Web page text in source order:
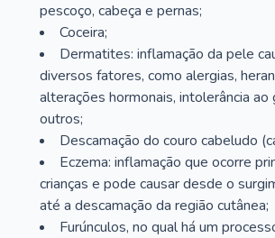
pescoço, cabeça e pernas;
Coceira;
Dermatites: inflamação da pele
diversos fatores, como alergias,
alterações hormonais, intolerância ao
outros;
Descamação do couro cabeludo
Eczema: inflamação que ocorre
crianças e pode causar desde o
até a descamação da região cutânea;
Furúnculos, no qual há um